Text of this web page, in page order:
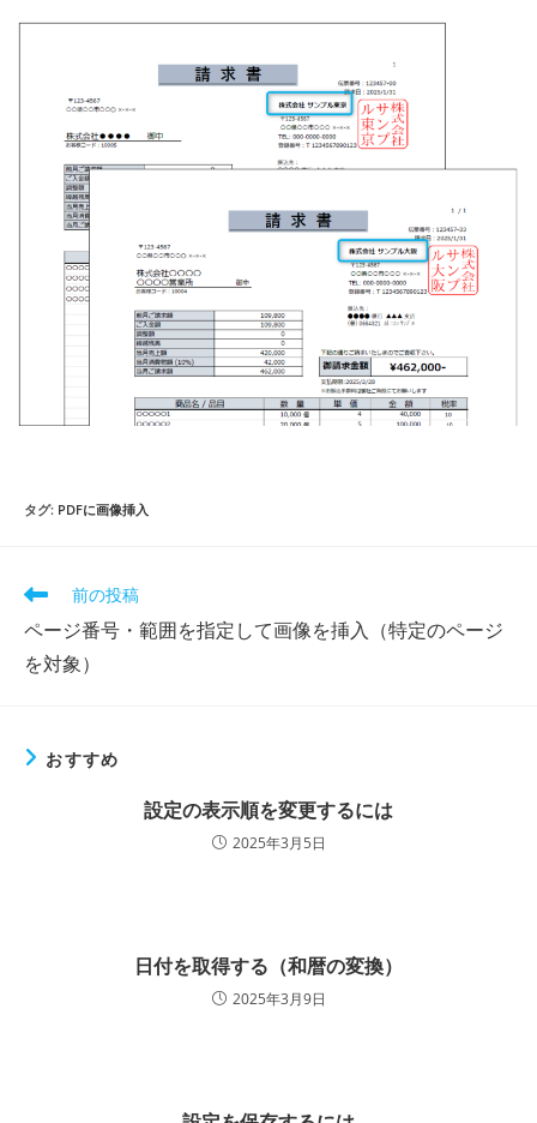
タグ: PDFに画像挿入
前の投稿
ページ番号・範囲を指定して画像を挿入（特定のページ
を対象）
おすすめ
設定の表示順を変更するには
2025年3月5日
日付を取得する（和暦の変換）
2025年3月9日